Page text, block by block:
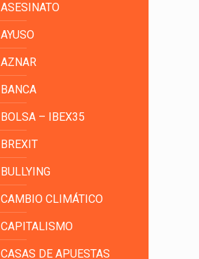
ASESINATO
AYUSO
AZNAR
BANCA
BOLSA – IBEX35
BREXIT
BULLYING
CAMBIO CLIMÁTICO
CAPITALISMO
CASAS DE APUESTAS